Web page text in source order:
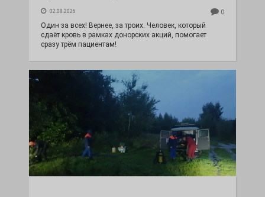
02.08.2026 0
Один за всех! Вернее, за троих. Человек, который
сдаёт кровь в рамках донорских акций, помогает
сразу трём пациентам!